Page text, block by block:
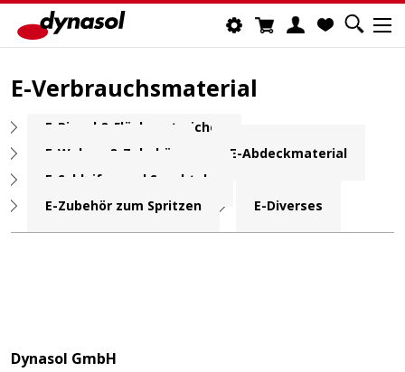
E-Verbrauchsmaterial
E-Pinsel & Flächenstreicher
E-Walzen & Zubehör
E-Abdeckmaterial
E-Schleifen und Spachteln
E-Zubehör zum Spritzen
E-Diverses
Dynasol GmbH